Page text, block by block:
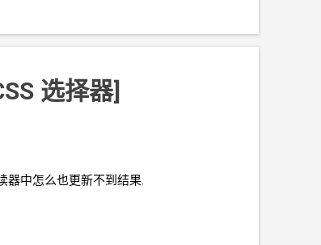
选择器]
器中怎么也更新不到结果.